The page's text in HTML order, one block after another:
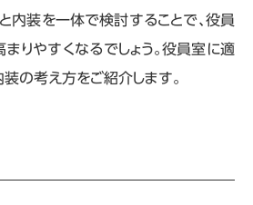
内装を一体で検討することで、役員
りやすくなるでしょう。役員室に適
の考え方をご紹介します。